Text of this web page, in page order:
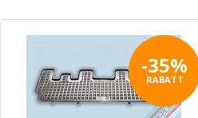
-35%
RABATT